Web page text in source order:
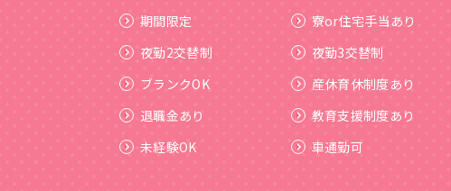
期間限定
寮or住宅手当あり
夜勤2交替制
夜勤3交替制
ブランクOK
産休育休制度あり
退職金あり
教育支援制度あり
未経験OK
車通勤可